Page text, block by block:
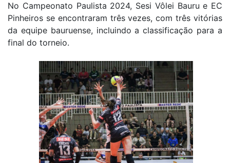
No Campeonato Paulista 2024, Sesi Vôlei Bauru e EC
Pinheiros se encontraram três vezes, com três vitórias
da equipe bauruense, incluindo a classificação para a
final do torneio.